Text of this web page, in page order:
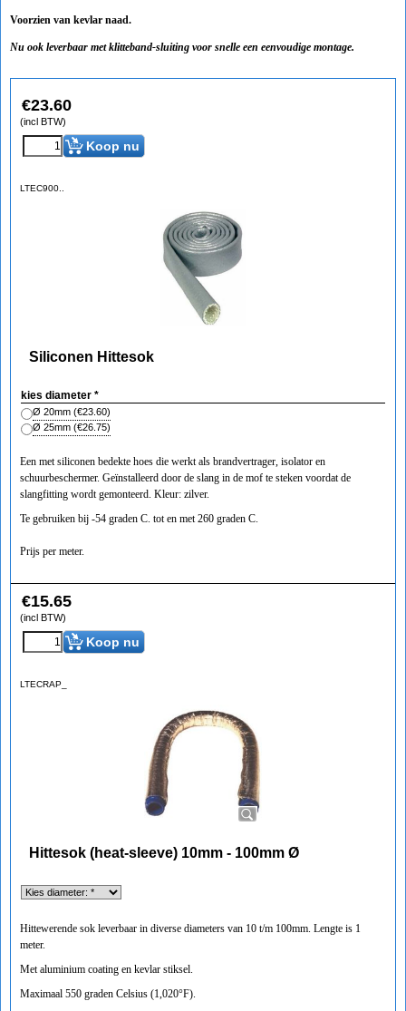
Voorzien van kevlar naad.
Nu ook leverbaar met klitteband-sluiting voor snelle een eenvoudige montage.
€23.60
(incl BTW)
Koop nu
LTEC900..
Siliconen Hittesok
kies diameter *
Ø 20mm (€23.60)
Ø 25mm (€26.75)
Een met siliconen bedekte hoes die werkt als brandvertrager, isolator en
schuurbeschermer. Geïnstalleerd door de slang in de mof te steken voordat de
slangfitting wordt gemonteerd. Kleur: zilver.
Te gebruiken bij -54 graden C. tot en met 260 graden C.
Prijs per meter.
€15.65
(incl BTW)
Koop nu
LTECRAP_
Hittesok (heat-sleeve) 10mm - 100mm Ø
Hittewerende sok leverbaar in diverse diameters van 10 t/m 100mm. Lengte is 1
meter.
Met aluminium coating en kevlar stiksel.
Maximaal 550 graden Celsius (1,020°F).